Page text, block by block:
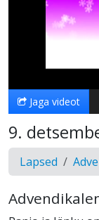
Jaga videot
9.
Lapsed